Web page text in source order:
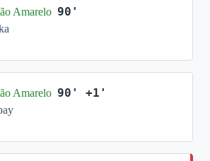
Amarelo 90'
Amarelo 90' +1'